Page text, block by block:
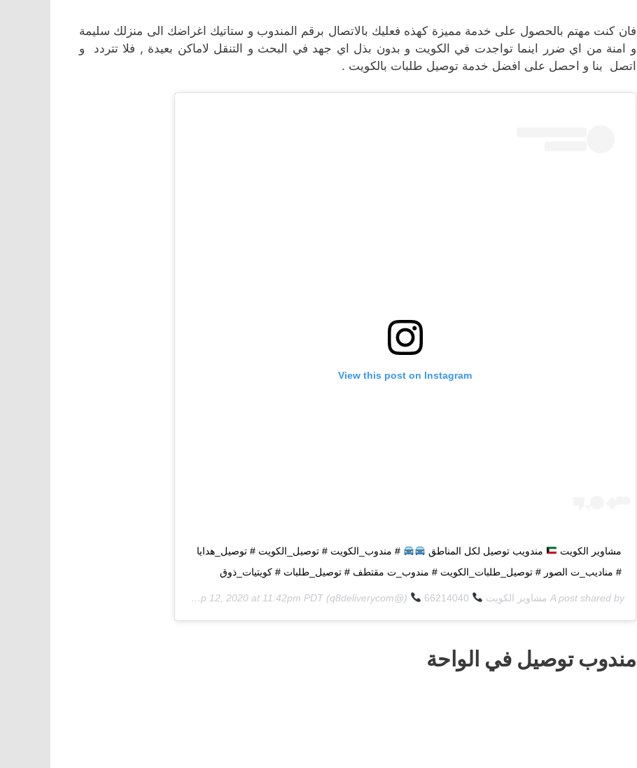
فان كنت مهتم بالحصول على خدمة مميزة كهذه فعليك بالاتصال برقم المندوب و ستاتيك اغراضك الى منزلك سليمة
و امنة من اي ضرر اينما تواجدت في الكويت و بدون بذل اي جهد في البحث و التنقل لاماكن بعيدة , فلا تتردد و
اتصل بنا و احصل على افضل خدمة توصيل طلبات بالكويت .
View this post on Instagram
مشاوير الكويت مندويب توصيل لكل المناطق
# مندوب_الكويت # توصيل_الكويت # توصيل_هدايا
# مناديب_ت الصور # توصيل_طلبات_الكويت # مندوب_ت مقتطف # توصيل_طلبات # كويتيات_ذوق
A post shared by مشاوير الكويت (@q8deliverycom) on
Sep 12, 2020 at 11:42pm PDT
مندوب توصيل في الواحة